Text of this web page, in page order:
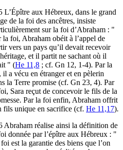
L’Épître aux Hébreux, dans le grand
de la foi des ancêtres, insiste
sur la foi d’Abraham : "
la foi, Abraham obéit à l’appel de
vers un pays qu’il devait recevoir
et il partit ne sachant où il
" (He 11,8 ; cf. Gn 12, 1-4). Par la
il a vécu en étranger et en pèlerin
la Terre promise (cf. Gn 23, 4). Par
Sara reçut de concevoir le fils de la
Par la foi enfin, Abraham offrit
fils unique en sacrifice (cf. He 11,17).
Abraham réalise ainsi la définition de
donnée par l’épître aux Hébreux : "
est la garantie des biens que l’on